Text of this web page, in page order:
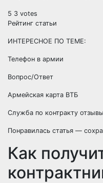
5 3 votes
Рейтинг статьи
ИНТЕРЕСНОЕ ПО ТЕМЕ:
Телефон в армии
Вопрос/Ответ
Армейская карта ВТБ
Служба по контракту отзывы
Понравилась статья —
Как